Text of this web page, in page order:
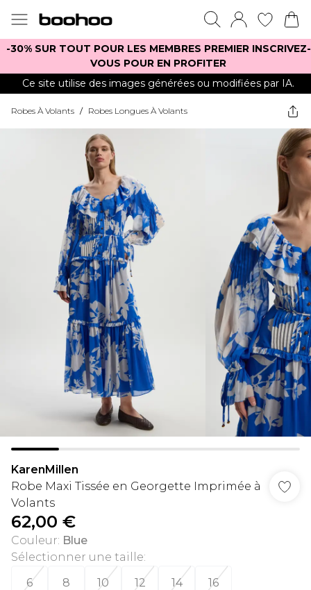
-30% SUR TOUT POUR LES MEMBRES PREMIER INSCRIVEZ-
VOUS POUR EN PROFITER
Ce site utilise des images générées ou modifiées par IA.
Robes À Volants / Robes Longues À Volants
KarenMillen
Robe Maxi Tissée en Georgette Imprimée à
Volants
62,00 €
Couleur: Blue
Sélectionner une taille:
6
8 10 12 14 16